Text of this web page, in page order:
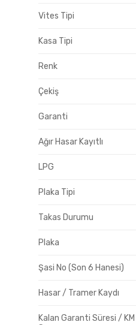
Vites Tipi
Kasa Tipi
Renk
Çekiş
Garanti
Ağır Hasar Kayıtlı
LPG
Plaka Tipi
Takas Durumu
Plaka
Şasi No (Son 6 Hanesi)
Hasar / Tramer Kaydı
Kalan Garanti Süresi / KM